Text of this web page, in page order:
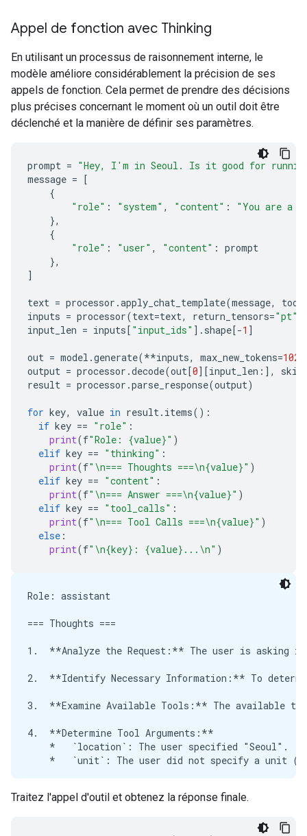
          "arguments": {
            "location": "Tokyo, JP"
        }
      }
    ],
    "tool_responses": [
      {
        "name": "get_current_weather",
          "weather": "sunny"
        }
      }
"content": "The current weather in Tokyo is
Output: <bos><|turn>system
<|turn>user
Hey, what's the weather in Tokyo right now?<turn|>
<|turn>model
Appel de fonction avec Thinking
En utilisant un processus de raisonnement interne, le
modèle améliore considérablement la précision de ses
appels de fonction. Cela permet de prendre des décisions
plus précises concernant le moment où un outil doit être
déclenché et la manière de définir ses paramètres.
prompt = "Hey, I'm in Seoul. Is it good for
message = [
{
"role" : "system" , "content" :
"You are a
},
{
"role" : "user" , "content" : prompt
},
]
text = processor .apply_chat_template(message,
inputs = processor(text=text, return_tensors="pt"
input_len = inputs[ "input_ids" ] . shape[-1 ]
out = model .generate(**inputs, max_new_tokens=1024
output = processor .decode(out[0][input_len :],
result = processor .parse_response(output)
for key, value in result. items():
if key == "role" :
print(f"Role: {value}" )
elif key == "thinking" :
print(f" \n=== Thoughts ===\n{value}" )
elif key == "content" :
print(f" \n=== Answer ===\n{value}" )
elif key == "tool_calls" :
print(f" \n=== Tool Calls ===\n{value}" )
else :
print(f" \n{key}: {value}... \n" )
Role: assistant
=== Thoughts ===
1.  **Analyze the Request:** The user is
2.  **Identify Necessary Information:** To
3.  **Examine Available Tools:** The available
4.  **Determine Tool Arguments:**
    *   `location`: The user specified "Seoul".
*   `unit`: The user did not specify a unit
*   Call the tool to get the weather data for
Traitez l'appel d'outil et obtenez la réponse finale.